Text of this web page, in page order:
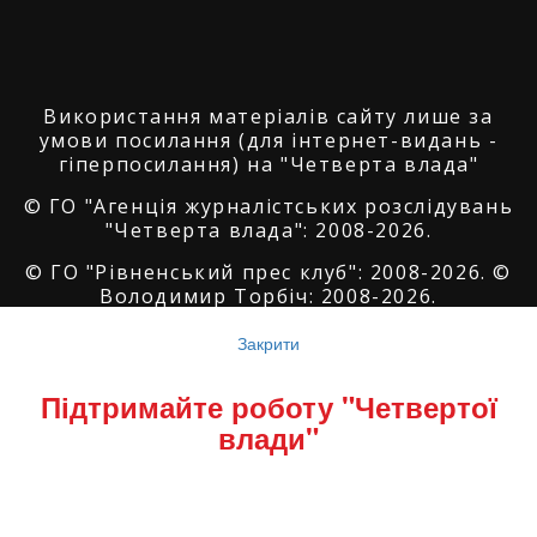
Використання матеріалів сайту лише за
умови посилання (для інтернет-видань -
гіперпосилання) на "Четверта влада"
© ГО "Агенція журналістських розслідувань
"Четверта влада": 2008-2026.
© ГО "Рівненський прес клуб": 2008-2026. ©
Володимир Торбіч: 2008-2026.
SoftGroup
Reserved
Закрити
Підтримайте роботу "Четвертої
влади"